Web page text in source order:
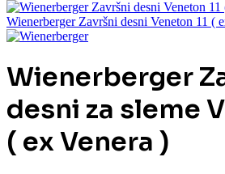
Wienerberger Završni desni Veneton 11 (
Wienerberger
desni za sleme
( ex Venera )